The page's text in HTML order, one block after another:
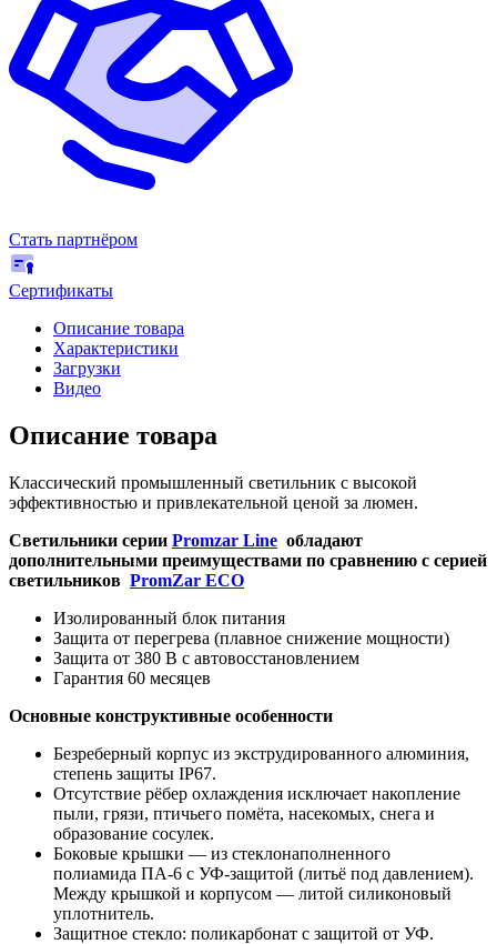
Стать партнёром
Сертификаты
Описание товара
Характеристики
Загрузки
Видео
Описание товара
Классический промышленный светильник с высокой
эффективностью и привлекательной ценой за люмен.
Светильники серии Promzar Line обладают
дополнительными преимуществами по сравнению с серией
светильников PromZar ECO
Изолированный блок питания
Защита от перегрева (плавное снижение мощности)
Защита от 380 В с автовосстановлением
Гарантия 60 месяцев
Основные конструктивные особенности
Безреберный корпус из экструдированного алюминия,
степень защиты IP67.
Отсутствие рёбер охлаждения исключает накопление
пыли, грязи, птичьего помёта, насекомых, снега и
образование сосулек.
Боковые крышки — из стеклонаполненного
полиамида ПА-6 с УФ-защитой (литьё под давлением).
Между крышкой и корпусом — литой силиконовый
уплотнитель.
Защитное стекло: поликарбонат с защитой от УФ.